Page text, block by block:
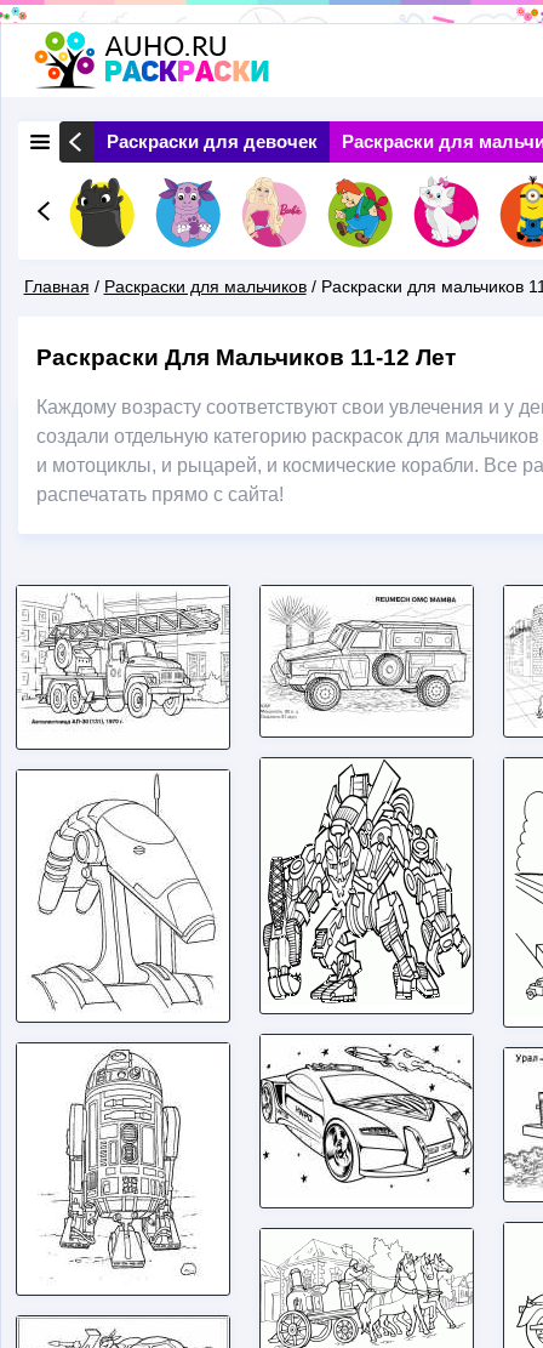
Перейти
к
основному
содержанию
Природа Раскраски для девочек Раскраски для
Здесь
Главная / Раскраски для мальчиков / Раскраски для мальчиков
Раскраски Для Мальчиков 11-12 Лет
Каждому возрасту соответствуют свои увлечения и у
создали отдельную категорию раскрасок для
и мотоциклы, и рыцарей, и космические корабли. Все
распечатать прямо с сайта!